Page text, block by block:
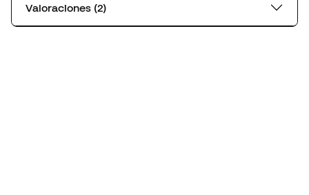
Valoraciones (2)